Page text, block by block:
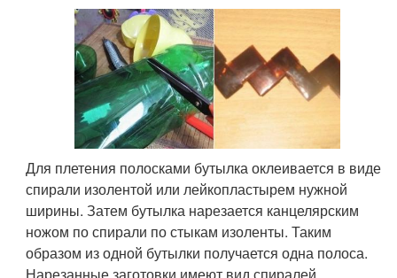
Для плетения полосками бутылка оклеивается в виде
спирали изолентой или лейкопластырем нужной
ширины. Затем бутылка нарезается канцелярским
ножом по спирали по стыкам изоленты. Таким
образом из одной бутылки получается одна полоса.
Нарезанные заготовки имеют вид спиралей.